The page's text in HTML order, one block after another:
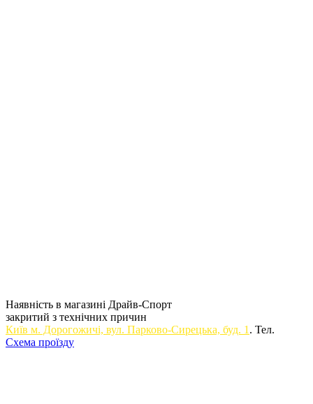
Наявність в магазині Драйв-Спорт
закритий з технічних причин
Київ м. Дорогожичi, вул. Парково-Сирецька, буд. 1 . Тел.
Схема проїзду